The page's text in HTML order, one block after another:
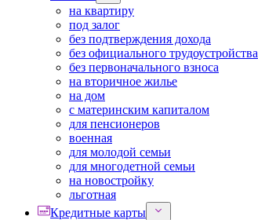
на квартиру
под залог
без подтверждения дохода
без официального трудоустройства
без первоначального взноса
на вторичное жилье
на дом
с материнским капиталом
для пенсионеров
военная
для молодой семьи
для многодетной семьи
на новостройку
льготная
Кредитные карты